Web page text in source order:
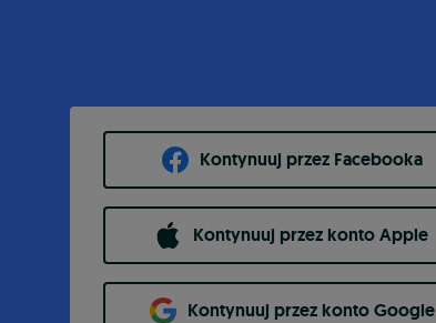
Kontynuuj przez Facebooka
Kontynuuj przez konto Apple
Kontynuuj przez konto Google